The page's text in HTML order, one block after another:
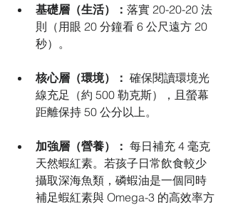
基礎層（生活）： 落實 20-20-20 法
則（用眼 20 分鐘看 6 公尺遠方 20
秒）。
核心層（環境）： 確保閱讀環境光
線充足（約 500 勒克斯），且螢幕
距離保持 50 公分以上。
加強層（營養）： 每日補充 4 毫克
天然蝦紅素。若孩子日常飲食較少
攝取深海魚類，磷蝦油是一個同時
補足蝦紅素與 Omega-3 的高效率方